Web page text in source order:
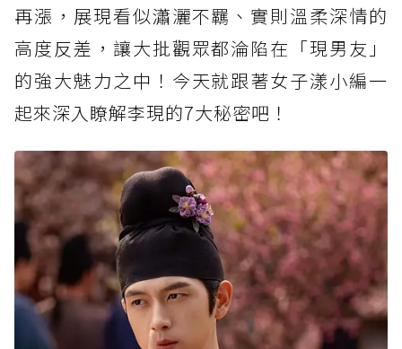
再漲，展現看似瀟灑不羈、實則溫柔深情的
高度反差，讓大批觀眾都淪陷在「現男友」
的強大魅力之中！今天就跟著女子漾小編一
起來深入瞭解李現的7大秘密吧！